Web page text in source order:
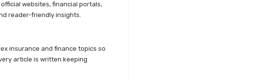
websites, financial portals,
reader-friendly insights.
insurance and finance topics so
article is written keeping